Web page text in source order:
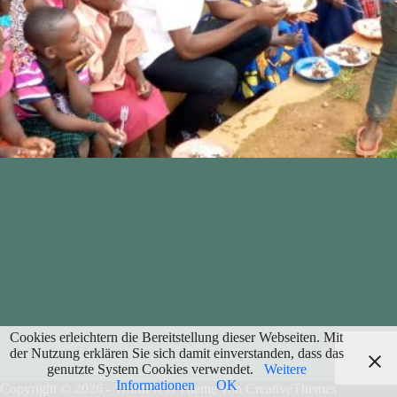
Copyright © 2026 - WordPress Theme von
Cookies erleichtern die Bereitstellung dieser Webseiten. Mit
der Nutzung erklären Sie sich damit einverstanden, dass das
genutzte System Cookies verwendet.
Weitere
Informationen
OK